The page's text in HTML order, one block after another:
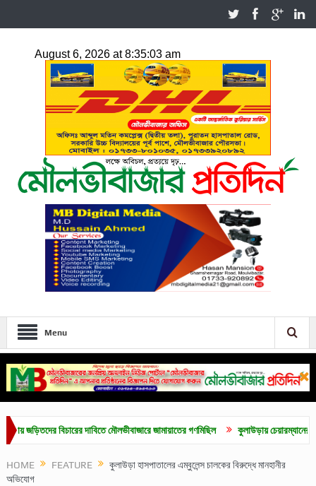
Menu
বিচারের দাবিতে মৌলভীবাজারে জামায়াতের গণমিছিল কুলাউড়ায় চেয়ারম্যানের বিরুদ্ধে
HOME FEATURE
কুলাউড়া হাসপাতালের এম্বুলেন্স চালকের বিরুদ্ধে মানহানীর
অভিযোগ